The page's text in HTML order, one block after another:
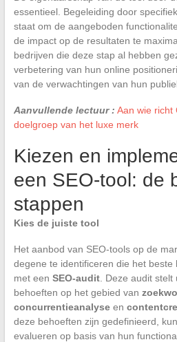
essentieel. Begeleiding door
staat om de aangeboden
de impact op de resultaten te
bedrijven die deze stap al hebben
verbetering van hun online
van de verwachtingen van hun
Aanvullende lectuur : Aan wie richt
doelgroep van het luxe merk
Kiezen en
een SEO-tool: de
stappen
Kies de juiste tool
Het aanbod van SEO-tools op de
degene te identificeren die het beste
met een SEO-audit. Deze audit stelt
behoeften op het gebied van
concurrentieanalyseen
deze behoeften zijn gedefinieerd,
evalueren op basis van hun